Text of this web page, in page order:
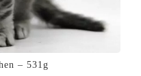
– 531g